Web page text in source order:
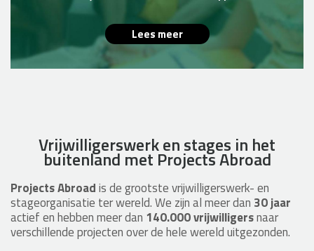
Lees meer
Vrijwilligerswerk en stages in het
buitenland met Projects Abroad
Projects Abroadis de grootste vrijwilligerswerk- en
stageorganisatie ter wereld. We zijn al meer dan 30 jaar
actief en hebben meer dan 140.000 vrijwilligersnaar
verschillende projecten over de hele wereld uitgezonden.